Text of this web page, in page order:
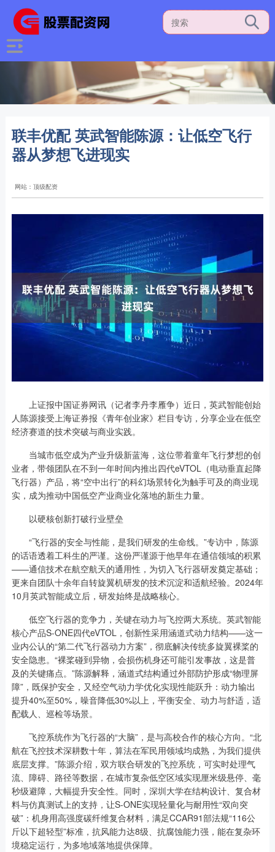
联丰优配 英武智能陈源：让低空飞行
器从梦想飞进现实
网站：顶级配资
上证报中国证券网讯（记者李丹李雁争）近日，英武智能创始
人陈源接受上海证券报《青年创业家》栏目专访，分享企业在低空
经济赛道的技术突破与商业实践。
当城市低空成为产业升级新蓝海，这位带着童年飞行梦想的创
业者，带领团队在不到一年时间内推出四代eVTOL（电动垂直起降
飞行器）产品，将“空中出行”的科幻场景转化为触手可及的商业现
实，成为推动中国低空产业商业化落地的新生力量。
以硬核创新打破行业壁垒
“飞行器的安全与性能，是我们研发的生命线。”专访中，陈源
的话语透着工科生的严谨。这份严谨源于他早年在通信领域的积累
——通信技术在航空航天的通用性，为切入飞行器研发奠定基础；
更来自团队十余年自转旋翼机研发的技术沉淀和适航经验。2024年
10月英武智能成立后，研发始终是战略核心。
低空飞行器的竞争力，关键在动力与飞控两大系统。英武智能
核心产品S-ONE四代eVTOL，创新性采用涵道式动力结构——这一
业内公认的“第二代飞行器动力方案”，彻底解决传统多旋翼裸桨的
安全隐患。“裸桨碰到异物，会损伤机身还可能引发事故，这是普
及的关键痛点。”陈源解释，涵道式结构通过外部防护形成“物理屏
障”，既保护安全，又经空气动力学优化实现性能跃升：动力输出
提升40%至50%，噪音降低30%以上，平衡安全、动力与舒适，适
配载人、巡检等场景。
飞控系统作为飞行器的“大脑”，是与高校合作的核心方向。“北
航在飞控技术深耕数十年，算法在军民用领域均成熟，为我们提供
底层支撑。”陈源介绍，双方联合研发的飞控系统，可实时处理气
流、障碍、路径等数据，在城市复杂低空区域实现厘米级悬停、毫
秒级避障，大幅提升安全性。同时，深圳大学在结构设计、复合材
料与仿真测试上的支持，让S-ONE实现轻量化与耐用性“双向突
破”：机身用高强度碳纤维复合材料，满足CCAR91部法规“116公
斤以下超轻型”标准，抗风能力达8级、抗腐蚀能力强，能在复杂环
境稳定运行，为多地域落地提供保障。